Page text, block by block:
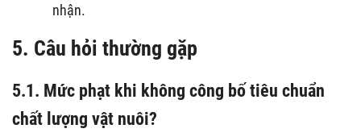
nhận.
5. Câu hỏi thường gặp
5.1. Mức phạt khi không công bố tiêu chuẩn
chất lượng vật nuôi?